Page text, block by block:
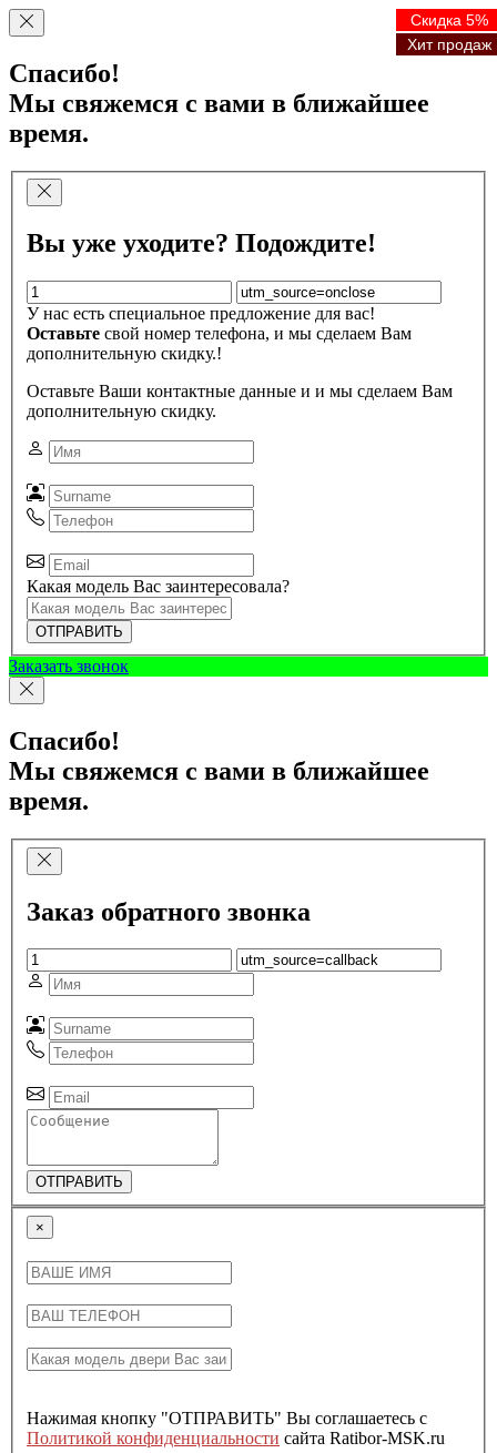
Спасибо!
Мы свяжемся с вами в ближайшее
время.
Вы уже уходите? Подождите!
У нас есть специальное предложение для вас!
Оставьте свой номер телефона, и мы сделаем Вам
дополнительную скидку.!
Оставьте Ваши контактные данные и и мы сделаем Вам
дополнительную скидку.
Какая модель Вас заинтересовала?
ОТПРАВИТЬ
Заказать звонок
Спасибо!
Мы свяжемся с вами в ближайшее
время.
Заказ обратного звонка
ОТПРАВИТЬ
×
Нажимая кнопку "ОТПРАВИТЬ" Вы соглашаетесь с
Политикой конфиденциальности сайта Ratibor-MSK.ru
Скидка 5%
Хит продаж
Скидка 5%
Хит продаж
Скидка 5%
Хит продаж
Скидка 5%
Хит продаж